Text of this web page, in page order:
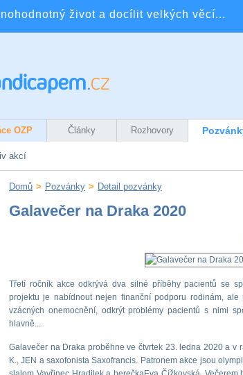
život a docílit velkých věcí...
OZP Články Rozhovory
akcí
Domů > Pozvánky > Detail pozvánky
Galavečer na Draka 2020
Třetí ročník akce odkrývá dva silné příběhy pacientů se
projektu je nabídnout nejen finanční podporu rodinám, ale
vzácných onemocnění, odkrýt problémy pacientů s nimi
hlavně...
Galavečer na Draka proběhne ve čtvrtek 23. ledna 2020 a v
K., JEN a saxofonista Saxofrancis. Patronem akce jsou